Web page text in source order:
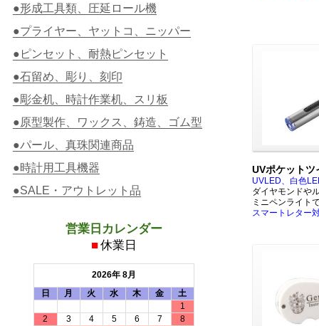
UVポケットツ
UVLED、白色
ダイヤモンドや
ミニペンライト
スマートレター
●形成工具類、圧延ロール機
●プライヤー、ヤットコ、ニッパー
●ピンセット、耐熱ピンセット
●石留め、彫り、刻印
●彫金机、時計作業机、スリ板
●原型製作、ワックス、鋳造、ゴム型
●パール、真珠関連商品
●時計用工具機器
●SALE・アウトレット品
営業日カレンダー
■休業日
2026年 8月
日
月 火 水 木 金
土
1
2
3 4 5 6 7
8